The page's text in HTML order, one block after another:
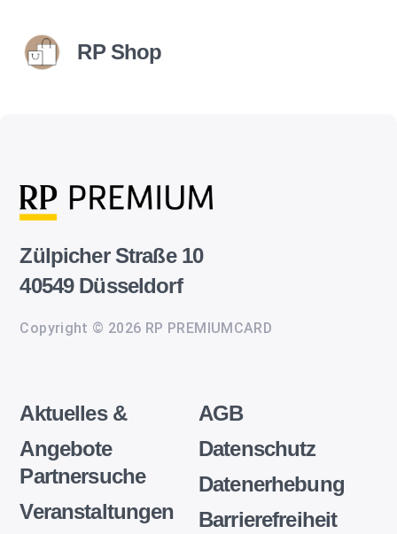
RP Shop
Zülpicher Straße 10
40549 Düsseldorf
Copyright © 2026 RP PREMIUMCARD
Aktuelles &
Angebote
Partnersuche
Veranstaltungen
AGB
Datenschutz
Datenerhebung
Barrierefreiheit